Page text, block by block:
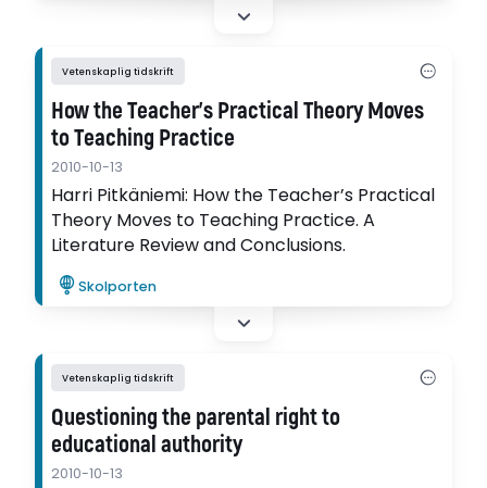
Vetenskaplig tidskrift
How the Teacher’s Practical Theory Moves
to Teaching Practice
2010-10-13
Harri Pitkäniemi: How the Teacher’s Practical
Theory Moves to Teaching Practice. A
Literature Review and Conclusions.
Skolporten
Vetenskaplig tidskrift
Questioning the parental right to
educational authority
2010-10-13